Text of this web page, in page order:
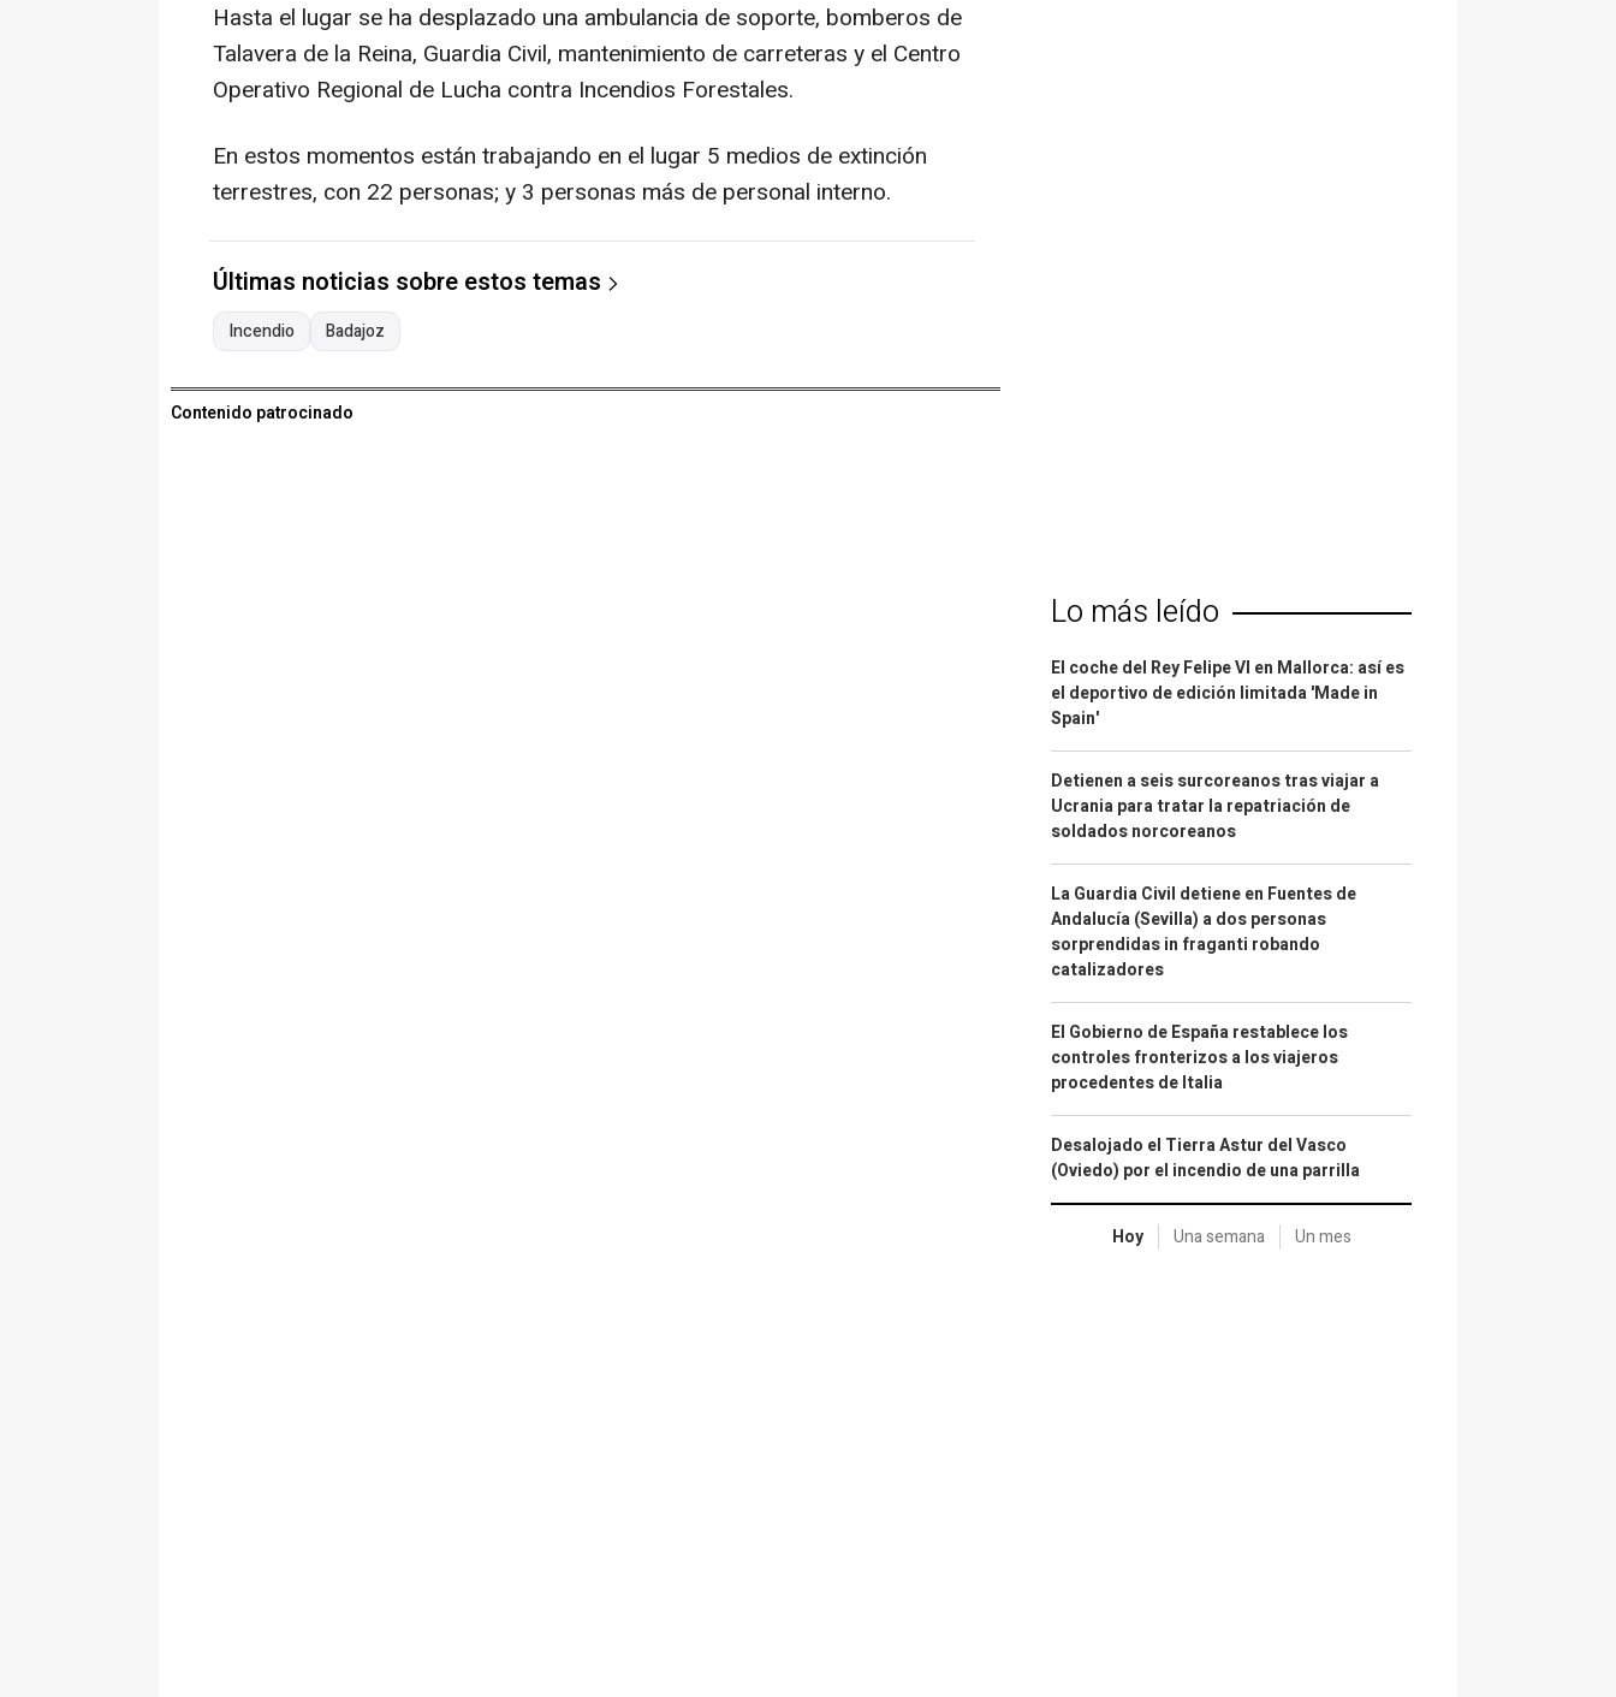
Hasta el lugar se ha desplazado una ambulancia de soporte, bomberos de
Talavera de la Reina, Guardia Civil, mantenimiento de carreteras y el Centro
Operativo Regional de Lucha contra Incendios Forestales.
En estos momentos están trabajando en el lugar 5 medios de extinción
terrestres, con 22 personas; y 3 personas más de personal interno.
Últimas noticias sobre estos temas
Incendio Badajoz
Contenido patrocinado
Lo más leído
El coche del Rey Felipe VI en Mallorca: así es
el deportivo de edición limitada 'Made in
Spain'
Detienen a seis surcoreanos tras viajar a
Ucrania para tratar la repatriación de
soldados norcoreanos
La Guardia Civil detiene en Fuentes de
Andalucía (Sevilla) a dos personas
sorprendidas in fraganti robando
catalizadores
El Gobierno de España restablece los
controles fronterizos a los viajeros
procedentes de Italia
Desalojado el Tierra Astur del Vasco
(Oviedo) por el incendio de una parrilla
Hoy Una semana Un mes